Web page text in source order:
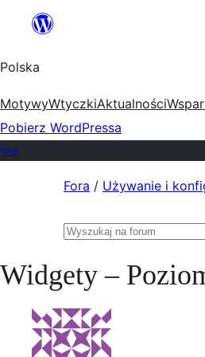
Przejdź
treści
Polska
MotywyWtyczkiAktualności
Pobierz WordPressa
Fora / Używanie i
Szukaj:
Widgety –